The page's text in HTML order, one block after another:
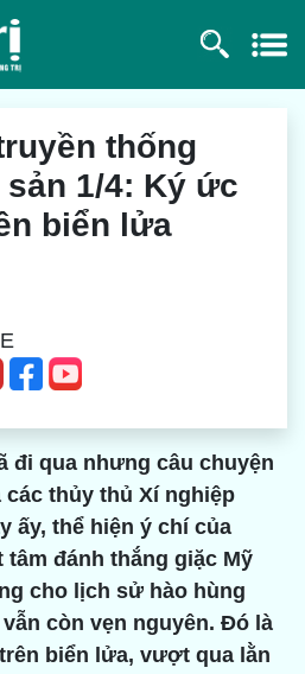
thống
1/4: Ký ức
biển lửa
đi qua nhưng câu chuyện
các thủy thủ Xí nghiệp
ấy, thể hiện ý chí của
tâm đánh thắng giặc Mỹ
cho lịch sử hào hùng
còn vẹn nguyên. Đó là
biển lửa, vượt qua lằn